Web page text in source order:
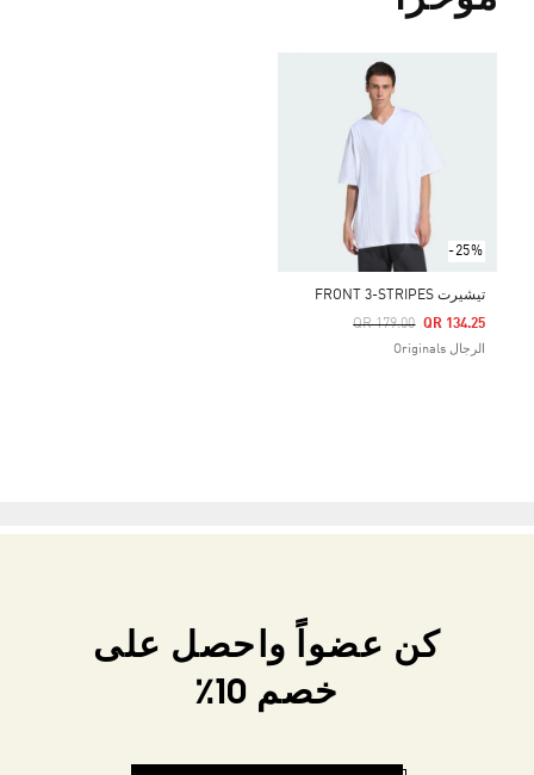
-25%
تيشيرت FRONT 3-STRIPES
Price Reduced From
QR 179.00
To QR 134.25
الرجال Originals
كن عضواً واحصل على
خصم 10٪